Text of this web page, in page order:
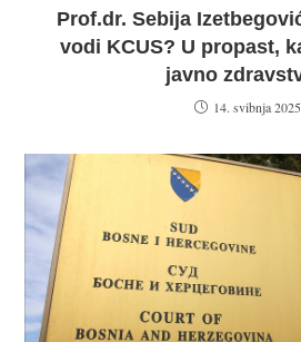
Prof.dr. Sebija
vodi KCUS? U propast,
javno
14. svibnja